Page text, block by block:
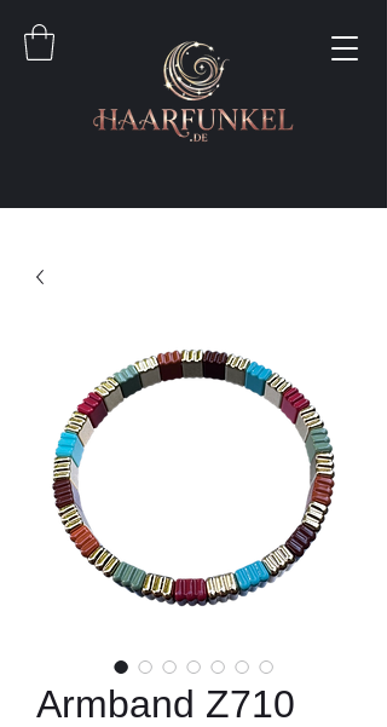
Armband Z710